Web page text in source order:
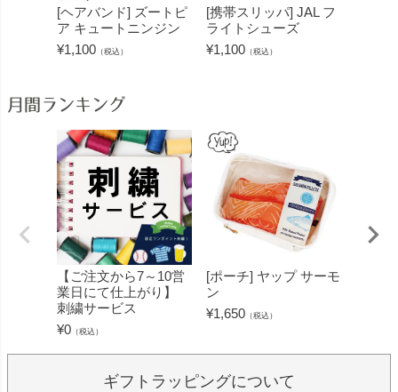
[ヘアバンド] ズートピ
ア キュートニンジン
¥1,100 （税込）
[携帯スリッパ] JAL フ
ライトシューズ
¥1,100 （税込）
月間ランキング
【ご注文から7～10営
業日にて仕上がり】
刺繍サービス
¥0 （税込）
[ポーチ] ヤップ サーモ
ン
¥1,650 （税込）
ギフトラッピングについて